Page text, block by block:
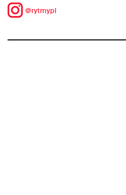
@rytmypl